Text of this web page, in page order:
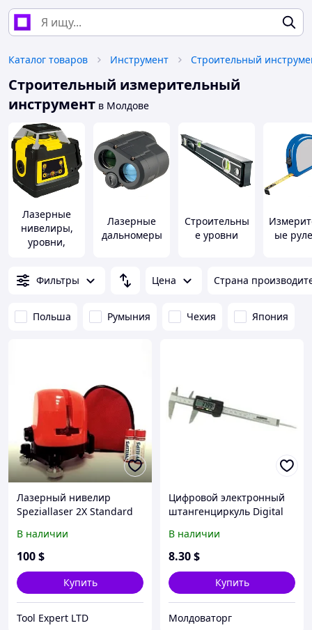
Каталог товаров Инструмент Строительный
Строительный измерительный
инструмент в Молдове
Лазерные
нивелиры,
уровни,
Лазерные
дальномеры
Строительны
е уровни
ые
Фильтры Цена Страна
Польша Румыния Чехия Япония
Лазерный нивелир
Speziallaser 2X Standard
В наличии
100$
Купить
Tool Expert LTD
Цифровой электронный
штангенциркуль Digital
В наличии
8.30$
Купить
Молдоваторг